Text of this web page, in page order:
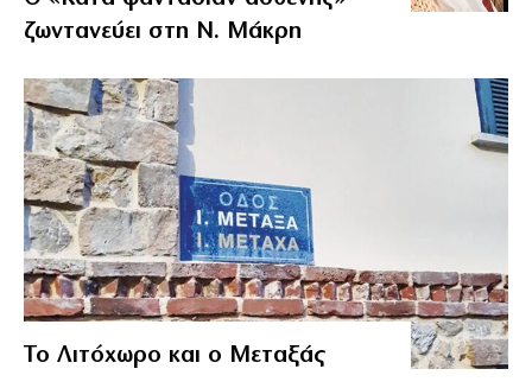
ζωντανεύει στη Ν. Μάκρη
Το Λιτόχωρο και ο Μεταξάς